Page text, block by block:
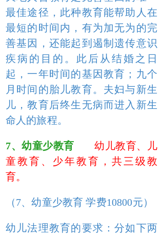
最佳途径，此种教育能帮助人在
最短的时间内，有为加无为的完
善基因，还能起到遏制遗传意识
疾病的目的。此后从结婚之日
起，一年时间的基因教育；九个
月时间的胎儿教育。夫妇与新生
儿，教育后终生无病而进入新生
命人的旅程。
7、幼童少教育
幼儿教育、儿
童教育、少年教育，共三级教
育。
（7、幼童少教育 学费10800元）
幼儿法理教育的要求：分如下两